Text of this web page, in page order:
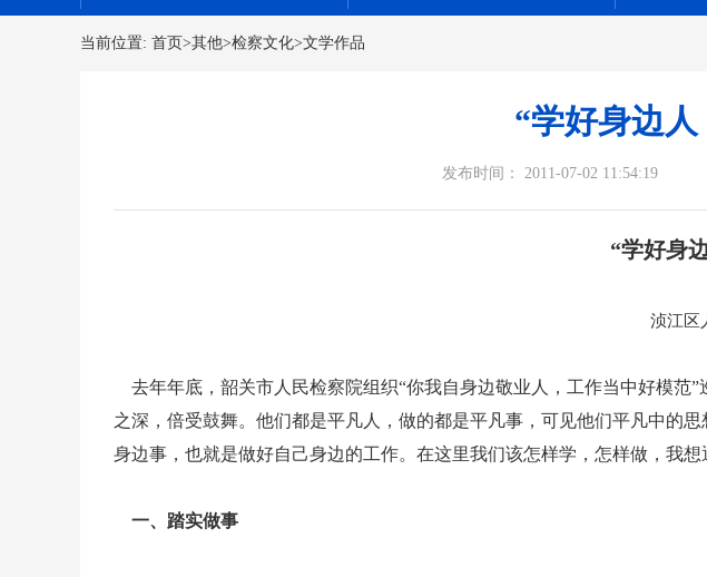
当前位置: 首页>其他>检察文化>文学作品
“学好身边
发布时间： 2011-07-02 11:54:19
“学好身
浈江区
去年年底，韶关市人民检察院组织“你我自身边敬业人，工作当中好模范
之深，倍受鼓舞。他们都是平凡人，做的都是平凡事，可见他们平凡中的
身边事，也就是做好自己身边的工作。在这里我们该怎样学，怎样做，我想
一、踏实做事